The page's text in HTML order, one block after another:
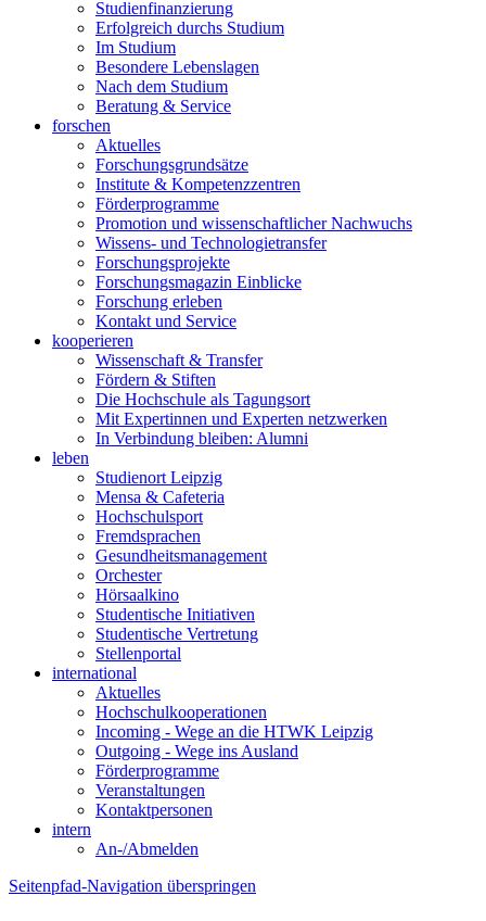
Studienfinanzierung
Erfolgreich durchs Studium
Im Studium
Besondere Lebenslagen
Nach dem Studium
Beratung & Service
forschen
Aktuelles
Forschungsgrundsätze
Institute & Kompetenzzentren
Förderprogramme
Promotion und wissenschaftlicher Nachwuchs
Wissens- und Technologietransfer
Forschungsprojekte
Forschungsmagazin Einblicke
Forschung erleben
Kontakt und Service
kooperieren
Wissenschaft & Transfer
Fördern & Stiften
Die Hochschule als Tagungsort
Mit Expertinnen und Experten netzwerken
In Verbindung bleiben: Alumni
leben
Studienort Leipzig
Mensa & Cafeteria
Hochschulsport
Fremdsprachen
Gesundheitsmanagement
Orchester
Hörsaalkino
Studentische Initiativen
Studentische Vertretung
Stellenportal
international
Aktuelles
Hochschulkooperationen
Incoming - Wege an die HTWK Leipzig
Outgoing - Wege ins Ausland
Förderprogramme
Veranstaltungen
Kontaktpersonen
intern
An-/Abmelden
Seitenpfad-Navigation überspringen